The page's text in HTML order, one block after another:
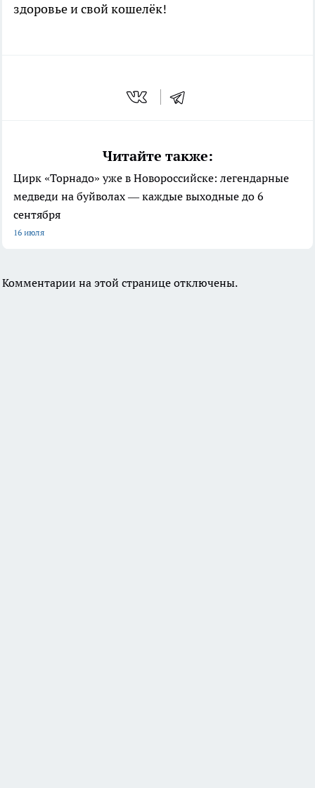
здоровье и свой кошелёк!
Читайте также:
Цирк «Торнадо» уже в Новороссийске: легендарные
медведи на буйволах — каждые выходные до 6
сентября
16 июля
Комментарии на этой странице отключены.